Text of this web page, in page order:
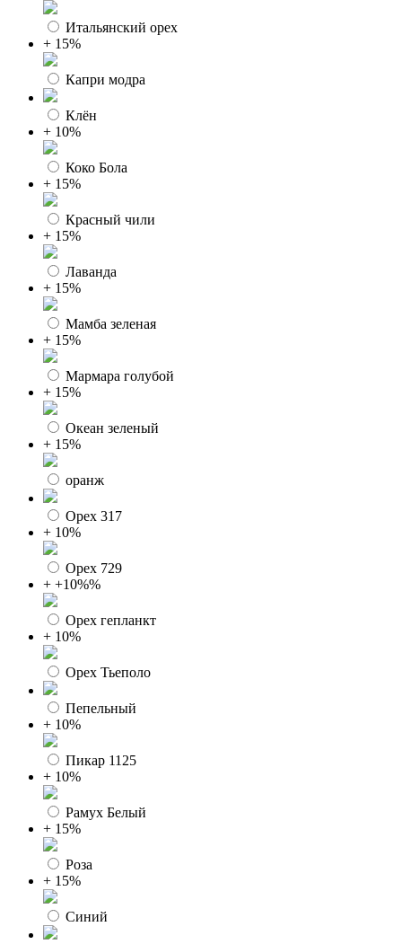
Итальянский орех
+ 15%
Капри модра
Клён
+ 10%
Коко Бола
+ 15%
Красный чили
+ 15%
Лаванда
+ 15%
Мамба зеленая
+ 15%
Мармара голубой
+ 15%
Океан зеленый
+ 15%
оранж
Орех 317
+ 10%
Орех 729
+ +10%%
Орех гепланкт
+ 10%
Орех Тьеполо
Пепельный
+ 10%
Пикар 1125
+ 10%
Рамух Белый
+ 15%
Роза
+ 15%
Синий